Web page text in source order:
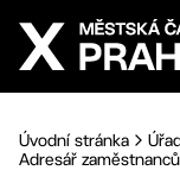
Přejít na hlavní
Úvodní stránka
Adresář